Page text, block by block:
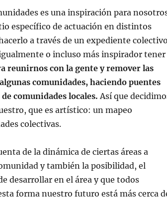
es una inspiración para
específico de actuación en distintos
a través de un expediente colectivo
o incluso más inspirador tener
reunirnos con la gente y remover las
comunidades, haciendo puentes
comunidades locales. Así que
que es artístico: un mapeo
colectivas.
de la dinámica de ciertas áreas a
y también la posibilidad, el
desarrollar en el área y que todos
forma nuestro futuro está más cerca